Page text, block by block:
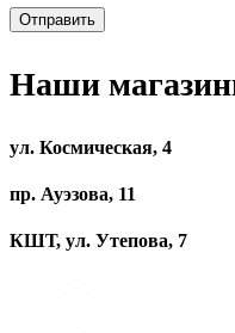
Наши
ул. Космическая, 4
пр. Ауэзова, 11
КШТ, ул. Утепова, 7